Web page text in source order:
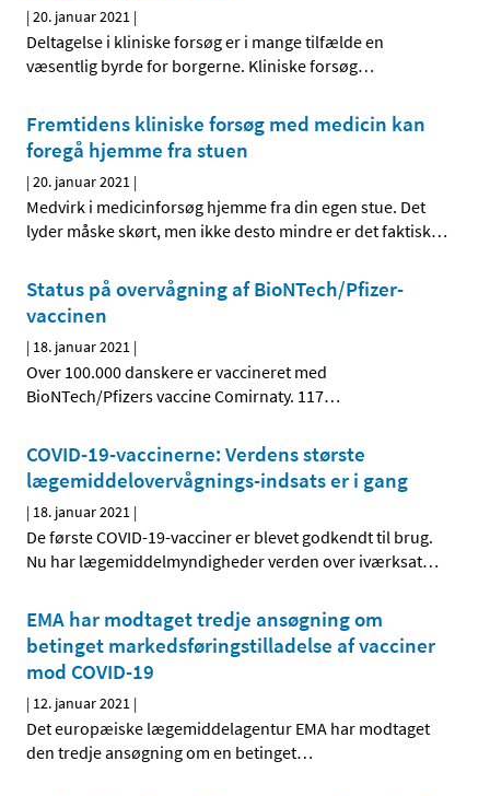
|20. januar 2021 |
Deltagelse i kliniske forsøg er i mange tilfælde en
væsentlig byrde for borgerne. Kliniske forsøg…
Fremtidens kliniske forsøg med medicin kan
foregå hjemme fra stuen
|20. januar 2021 |
Medvirk i medicinforsøg hjemme fra din egen stue. Det
lyder måske skørt, men ikke desto mindre er det faktisk…
Status på overvågning af BioNTech/Pfizer-
vaccinen
| 18. januar 2021 |
Over 100.000 danskere er vaccineret med
BioNTech/Pfizers vaccine Comirnaty. 117…
COVID-19-vaccinerne: Verdens største
lægemiddelovervågnings-indsats er i gang
| 18. januar 2021 |
De første COVID-19-vacciner er blevet godkendt til brug.
Nu har lægemiddelmyndigheder verden over iværksat…
EMA har modtaget tredje ansøgning om
betinget markedsføringstilladelse af vacciner
mod COVID-19
| 12. januar 2021 |
Det europæiske lægemiddelagentur EMA har modtaget
den tredje ansøgning om en betinget…